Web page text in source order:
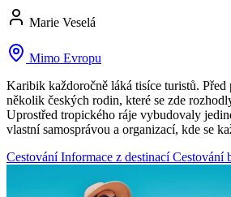
Marie Veselá
Mimo Evropu
Karibik každoročně láká tisíce turistů.
několik českých rodin, které se zde
Uprostřed tropického ráje vybudovaly
vlastní samosprávou a organizací, kde se
CestováníInformace z destinací Cestování